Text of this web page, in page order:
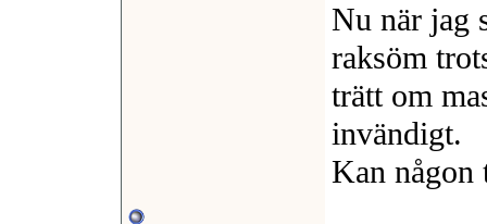
Nu när jag
raksöm
trätt om
invändigt.
Kan någon